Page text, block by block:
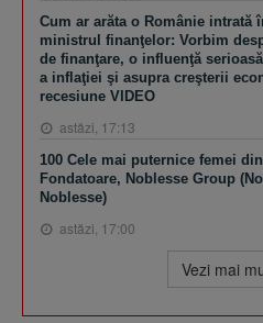
Cum ar arăta o Românie intrată
ministrul finanţelor: Vorbim
de finanţare, o influenţă
a inflaţiei şi asupra creşterii
recesiune VIDEO
astăzi, 17:13
100 Cele mai puternice femei
Fondatoare, Noblesse Group
Noblesse)
astăzi, 17:00
Vezi mai